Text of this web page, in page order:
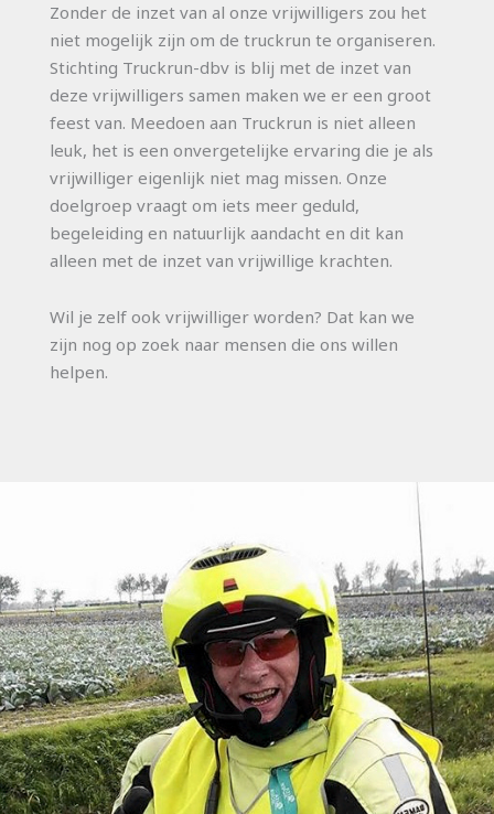
Zonder de inzet van al onze vrijwilligers zou het
niet mogelijk zijn om de truckrun te organiseren.
Stichting Truckrun-dbv is blij met de inzet van
deze vrijwilligers samen maken we er een groot
feest van. Meedoen aan Truckrun is niet alleen
leuk, het is een onvergetelijke ervaring die je als
vrijwilliger eigenlijk niet mag missen. Onze
doelgroep vraagt om iets meer geduld,
begeleiding en natuurlijk aandacht en dit kan
alleen met de inzet van vrijwillige krachten.
Wil je zelf ook vrijwilliger worden? Dat kan we
zijn nog op zoek naar mensen die ons willen
helpen.